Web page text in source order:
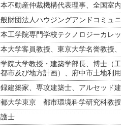
本不動産仲裁機構代表理事、全国室
財団法人ハウジングアンドコミュ
本工学院専門学校テクノロジーカレ
本大学客員教授、東京大学名誉教授
院大学教授・建築学部長、博士（工
都市及び地方計画）、府中市土地利
建築家、専攻建築士、アルセッド
大学東京 都市環境科学研究科教授
士